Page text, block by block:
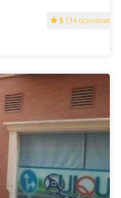
5 (34 opiniones)